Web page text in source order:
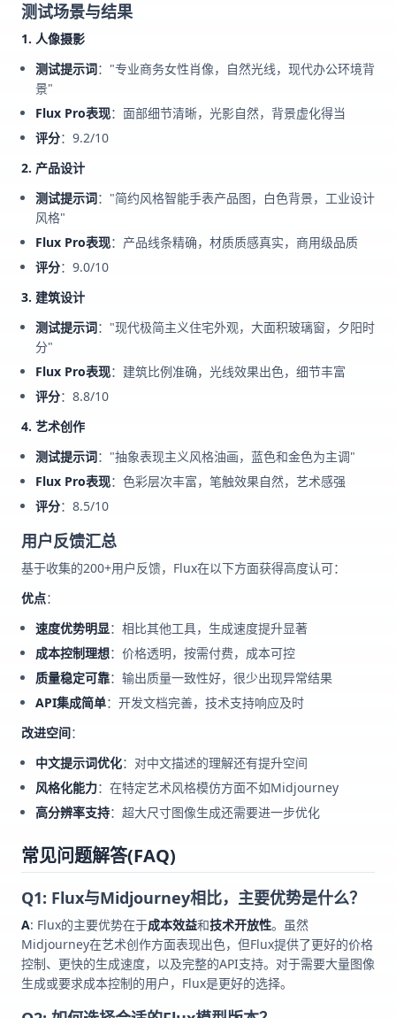
测试场景与结果
1. 人像摄影
测试提示词："专业商务女性肖像，自然光线，现代办公环境背
景"
Flux Pro表现：面部细节清晰，光影自然，背景虚化得当
评分：9.2/10
2. 产品设计
测试提示词："简约风格智能手表产品图，白色背景，工业设计
风格"
Flux Pro表现：产品线条精确，材质质感真实，商用级品质
评分：9.0/10
3. 建筑设计
测试提示词："现代极简主义住宅外观，大面积玻璃窗，夕阳时
分"
Flux Pro表现：建筑比例准确，光线效果出色，细节丰富
评分：8.8/10
4. 艺术创作
测试提示词："抽象表现主义风格油画，蓝色和金色为主调"
Flux Pro表现：色彩层次丰富，笔触效果自然，艺术感强
评分：8.5/10
用户反馈汇总
基于收集的200+用户反馈，Flux在以下方面获得高度认可：
优点：
速度优势明显：相比其他工具，生成速度提升显著
成本控制理想：价格透明，按需付费，成本可控
质量稳定可靠：输出质量一致性好，很少出现异常结果
API集成简单：开发文档完善，技术支持响应及时
改进空间：
中文提示词优化：对中文描述的理解还有提升空间
风格化能力：在特定艺术风格模仿方面不如Midjourney
高分辨率支持：超大尺寸图像生成还需要进一步优化
常见问题解答(FAQ)
Q1: Flux与Midjourney相比，主要优势是什么？
A: Flux的主要优势在于成本效益和技术开放性。虽然
Midjourney在艺术创作方面表现出色，但Flux提供了更好的价格
控制、更快的生成速度，以及完整的API支持。对于需要大量图像
生成或要求成本控制的用户，Flux是更好的选择。